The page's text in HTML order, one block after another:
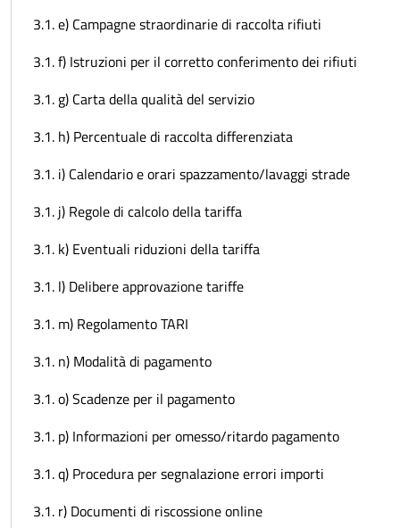
3.1. e) Campagne straordinarie di raccolta rifiuti
3.1. f) Istruzioni per il corretto conferimento dei rifiuti
3.1. g) Carta della qualità del servizio
3.1. h) Percentuale di raccolta differenziata
3.1. i) Calendario e orari spazzamento/lavaggi strade
3.1. j) Regole di calcolo della tariffa
3.1. k) Eventuali riduzioni della tariffa
3.1. l) Delibere approvazione tariffe
3.1. m) Regolamento TARI
3.1. n) Modalità di pagamento
3.1. o) Scadenze per il pagamento
3.1. p) Informazioni per omesso/ritardo pagamento
3.1. q) Procedura per segnalazione errori importi
3.1. r) Documenti di riscossione online